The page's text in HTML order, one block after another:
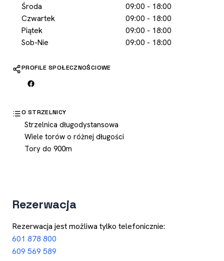
Środa
09:00 - 18:00
Czwartek
09:00 - 18:00
Piątek
09:00 - 18:00
Sob-Nie
09:00 - 18:00
PROFILE SPOŁECZNOŚCIOWE
O STRZELNICY
Strzelnica długodystansowa
Wiele torów o różnej długości
Tory do 900m
Rezerwacja
Rezerwacja jest możliwa tylko telefonicznie:
601 878 800
609 569 589